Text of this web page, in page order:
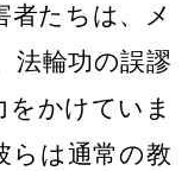
者たちは、
メ
法輪功の誤謬
をかけてい ま
らは通常の教